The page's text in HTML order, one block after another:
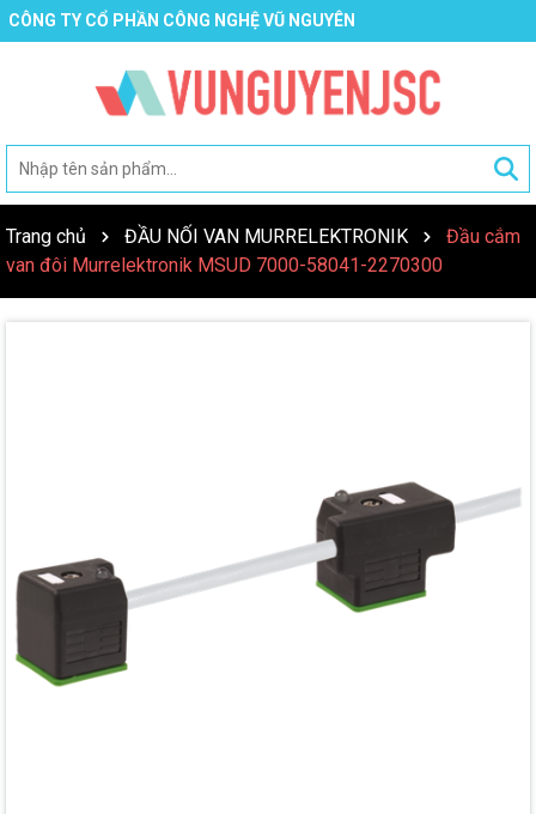
CÔNG TY CỔ PHẦN CÔNG NGHỆ VŨ NGUYÊN
Trang chủ ĐẦU NỐI VAN MURRELEKTRONIK
Đầu cắm
van đôi Murrelektronik MSUD 7000-58041-2270300
Ngày hết hạn: